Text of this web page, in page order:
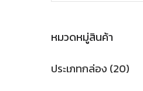
หมวดหมู่สินค้า
ประเภทกล่อง (20)